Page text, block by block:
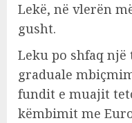
Lekë, në vlerën
gusht.
Leku po shfaq një
graduale
fundit e muajit
këmbimit me